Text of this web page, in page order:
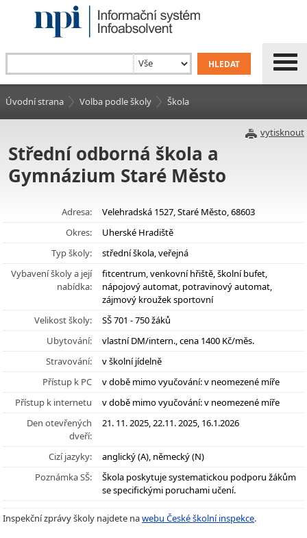
Úvodní strana Volba podle školy Škola
vytisknout
Střední odborná škola a
Gymnázium Staré Město
Adresa:
Velehradská 1527, Staré Město, 68603
Okres:
Uherské Hradiště
Typ školy:
střední škola, veřejná
Vybavení školy a její
nabídka:
fitcentrum, venkovní hřiště, školní bufet,
nápojový automat, potravinový automat,
zájmový kroužek sportovní
Velikost školy:
SŠ 701 - 750 žáků
Ubytování:
vlastní DM/intern., cena 1400 Kč/měs.
Stravování:
v školní jídelně
Přístup k PC
v době mimo vyučování: v neomezené míře
Přístup k internetu
v době mimo vyučování: v neomezené míře
Den otevřených
dveří:
21. 11. 2025, 22.11. 2025, 16.1.2026
Cizí jazyky:
anglický (A), německý (N)
Poznámka SŠ:
Škola poskytuje systematickou podporu žákům
se specifickými poruchami učení.
Inspekční zprávy školy najdete nawebu České školní inspekce.